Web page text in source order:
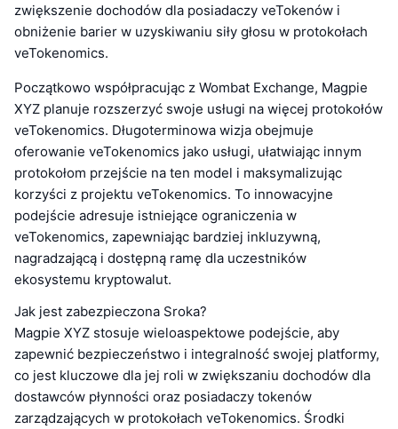
zwiększenie dochodów dla posiadaczy veTokenów i
obniżenie barier w uzyskiwaniu siły głosu w protokołach
veTokenomics.
Początkowo współpracując z Wombat Exchange, Magpie
XYZ planuje rozszerzyć swoje usługi na więcej protokołów
veTokenomics. Długoterminowa wizja obejmuje
oferowanie veTokenomics jako usługi, ułatwiając innym
protokołom przejście na ten model i maksymalizując
korzyści z projektu veTokenomics. To innowacyjne
podejście adresuje istniejące ograniczenia w
veTokenomics, zapewniając bardziej inkluzywną,
nagradzającą i dostępną ramę dla uczestników
ekosystemu kryptowalut.
Jak jest zabezpieczona Sroka?
Magpie XYZ stosuje wieloaspektowe podejście, aby
zapewnić bezpieczeństwo i integralność swojej platformy,
co jest kluczowe dla jej roli w zwiększaniu dochodów dla
dostawców płynności oraz posiadaczy tokenów
zarządzających w protokołach veTokenomics. Środki